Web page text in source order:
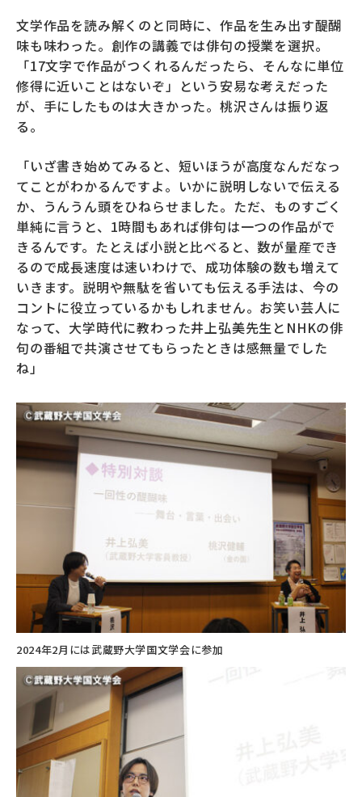
文学作品を読み解くのと同時に、作品を生み出す醍醐
味も味わった。創作の講義では俳句の授業を選択。
「17文字で作品がつくれるんだったら、そんなに単位
修得に近いことはないぞ」という安易な考えだった
が、手にしたものは大きかった。桃沢さんは振り返
る。
「いざ書き始めてみると、短いほうが高度なんだなっ
てことがわかるんですよ。いかに説明しないで伝える
か、うんうん頭をひねらせました。ただ、ものすごく
単純に言うと、1時間もあれば俳句は一つの作品がで
きるんです。たとえば小説と比べると、数が量産でき
るので成長速度は速いわけで、成功体験の数も増えて
いきます。説明や無駄を省いても伝える手法は、今の
コントに役立っているかもしれません。お笑い芸人に
なって、大学時代に教わった井上弘美先生とNHKの俳
句の番組で共演させてもらったときは感無量でした
ね」
2024年2月には武蔵野大学国文学会に参加